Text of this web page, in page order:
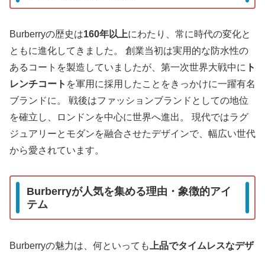
Burberryの歴史は160年以上にわたり、常に時代の変化と
ともに進化してきました。 創業当初は実用的な防水性の
あるコートを製造していましたが、第一次世界大戦中に ト
レンチコート を軍用に採用したことをきっかけに一躍有名
ブランドに。 戦後はファッションブランドとしての地位
を確立し、ロンドンを中心に世界へ進出。 現代ではラグ
ジュアリーとモダンを融合させたデザインで、幅広い世代
から愛されています。
Burberryが人気を集める理由・象徴的アイ
テム
Burberryの魅力は、何といっても
上品でタイムレスなデザ